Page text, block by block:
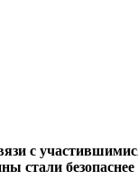
с
стали безопаснее